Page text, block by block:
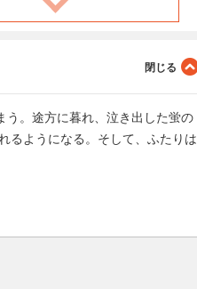
う。途方に暮れ、泣き出した蛍の
るようになる。そして、ふたりは